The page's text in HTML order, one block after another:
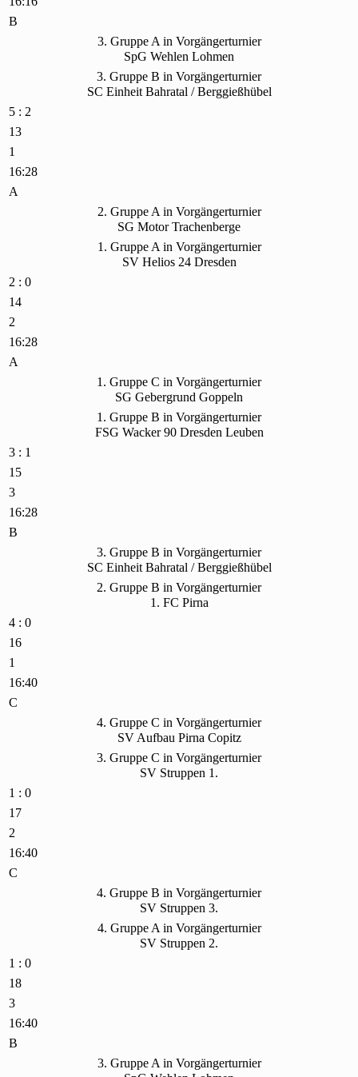
B
3. Gruppe A in Vorgängerturnier
SpG Wehlen Lohmen
3. Gruppe B in Vorgängerturnier
SC Einheit Bahratal / Berggießhübel
5 : 2
13
1
16:28
A
2. Gruppe A in Vorgängerturnier
SG Motor Trachenberge
1. Gruppe A in Vorgängerturnier
SV Helios 24 Dresden
2 : 0
14
2
16:28
A
1. Gruppe C in Vorgängerturnier
SG Gebergrund Goppeln
1. Gruppe B in Vorgängerturnier
FSG Wacker 90 Dresden Leuben
3 : 1
15
3
16:28
B
3. Gruppe B in Vorgängerturnier
SC Einheit Bahratal / Berggießhübel
2. Gruppe B in Vorgängerturnier
1. FC Pirna
4 : 0
16
1
16:40
C
4. Gruppe C in Vorgängerturnier
SV Aufbau Pirna Copitz
3. Gruppe C in Vorgängerturnier
SV Struppen 1.
1 : 0
17
2
16:40
C
4. Gruppe B in Vorgängerturnier
SV Struppen 3.
4. Gruppe A in Vorgängerturnier
SV Struppen 2.
1 : 0
18
3
16:40
B
3. Gruppe A in Vorgängerturnier